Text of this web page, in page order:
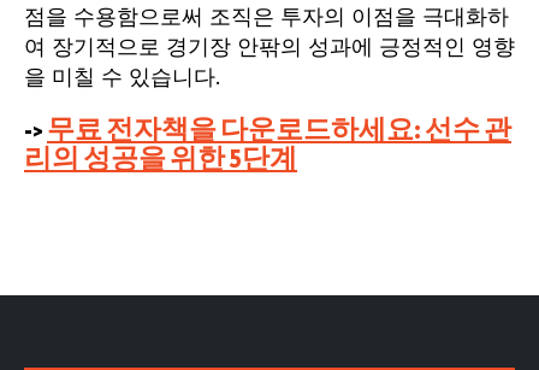
점을 수용함으로써 조직은 투자의 이점을 극대화하
여 장기적으로 경기장 안팎의 성과에 긍정적인 영향
을 미칠 수 있습니다.
-> 무료 전자책을 다운로드하세요: 선수 관
리의 성공을 위한 5단계